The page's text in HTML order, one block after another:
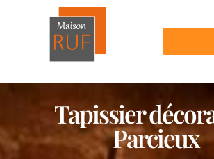
Tapissier
Parcieux